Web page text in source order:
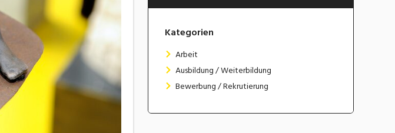
Kategorien
Arbeit
Ausbildung / Weiterbildung
Bewerbung / Rekrutierung